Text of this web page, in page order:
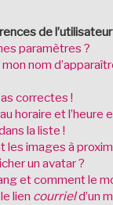
de l’utilisateur
paramètres ?
nom
correctes !
horaire et
la liste !
images à
un avatar ?
et comment le
lien courrield’un